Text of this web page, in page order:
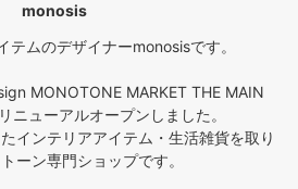
monosis
テムのデザイナーmonosisです。
MONOTONE MARKET THE MAIN
ニューアルオープンしました。
インテリアアイテム・生活雑貨を取り
ーン専門ショップです。